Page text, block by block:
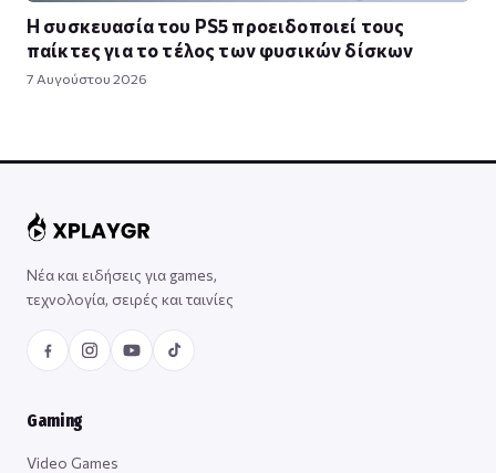
Η συσκευασία του PS5 προειδοποιεί τους
παίκτες για το τέλος των φυσικών δίσκων
7 Αυγούστου 2026
Νέα και ειδήσεις για games,
τεχνολογία, σειρές και ταινίες
Gaming
Video Games